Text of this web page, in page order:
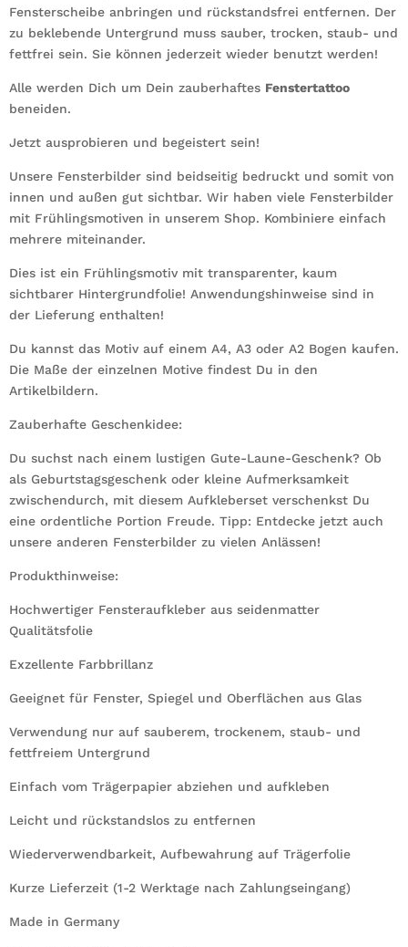
Fensterscheibe anbringen und rückstandsfrei entfernen. Der
zu beklebende Untergrund muss sauber, trocken, staub- und
fettfrei sein. Sie können jederzeit wieder benutzt werden!
Alle werden Dich um Dein zauberhaftes Fenstertattoo
beneiden.
Jetzt ausprobieren und begeistert sein!
Unsere Fensterbilder sind beidseitig bedruckt und somit von
innen und außen gut sichtbar. Wir haben viele Fensterbilder
mit Frühlingsmotiven in unserem Shop. Kombiniere einfach
mehrere miteinander.
Dies ist ein Frühlingsmotiv mit transparenter, kaum
sichtbarer Hintergrundfolie! Anwendungshinweise sind in
der Lieferung enthalten!
Du kannst das Motiv auf einem A4, A3 oder A2 Bogen kaufen.
Die Maße der einzelnen Motive findest Du in den
Artikelbildern.
Zauberhafte Geschenkidee:
Du suchst nach einem lustigen Gute-Laune-Geschenk? Ob
als Geburtstagsgeschenk oder kleine Aufmerksamkeit
zwischendurch, mit diesem Aufkleberset verschenkst Du
eine ordentliche Portion Freude. Tipp: Entdecke jetzt auch
unsere anderen Fensterbilder zu vielen Anlässen!
Produkthinweise:
Hochwertiger Fensteraufkleber aus seidenmatter
Qualitätsfolie
Exzellente Farbbrillanz
Geeignet für Fenster, Spiegel und Oberflächen aus Glas
Verwendung nur auf sauberem, trockenem, staub- und
fettfreiem Untergrund
Einfach vom Trägerpapier abziehen und aufkleben
Leicht und rückstandslos zu entfernen
Wiederverwendbarkeit, Aufbewahrung auf Trägerfolie
Kurze Lieferzeit (1-2 Werktage nach Zahlungseingang)
Made in Germany